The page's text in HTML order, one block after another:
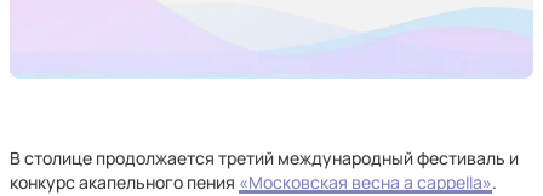
В столице продолжается третий международный фестиваль и
конкурс акапельного пения «Московская весна a cappella».